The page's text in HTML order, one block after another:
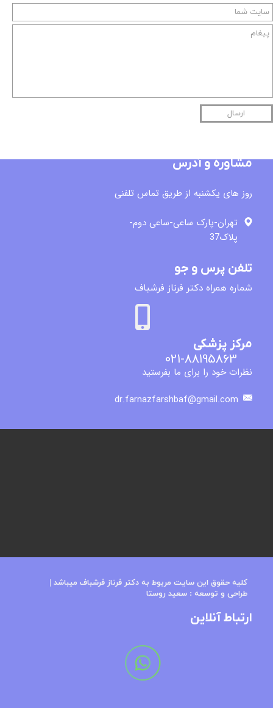
ارسال
مشاوره و آدرس
روز های یکشنبه از طریق تماس تلفنی
تهران-پارک ساعی-ساعی دوم-
پلاک37
تلفن پرس و جو
​شماره همراه دکتر فرناز فرشباف
021-88195863
مرکز پزشکی
نظرات خود را برای ما بفرستید
dr.farnazfarshbaf@gmail.com
کلیه حقوق این سایت مربوط به دکتر فرناز فرشباف میباشد​​​​​​​ |
طراحی و توسعه : سعید روستا
ارتباط آنلاین